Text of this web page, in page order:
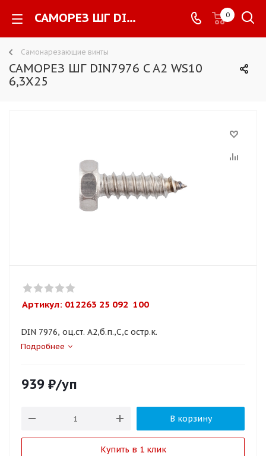
САМОРЕЗ ШГ DIN7976 C A2 WS10 6,3X25 - 0
Самонарезающие винты
САМОРЕЗ ШГ DIN7976 C A2 WS10
6,3X25
Артикул: 012263 25 092  100
DIN 7976, оц.ст. A2,б.п.,C,с остр.к.
Подробнее
939 ₽/уп
В корзину
Купить в 1 клик